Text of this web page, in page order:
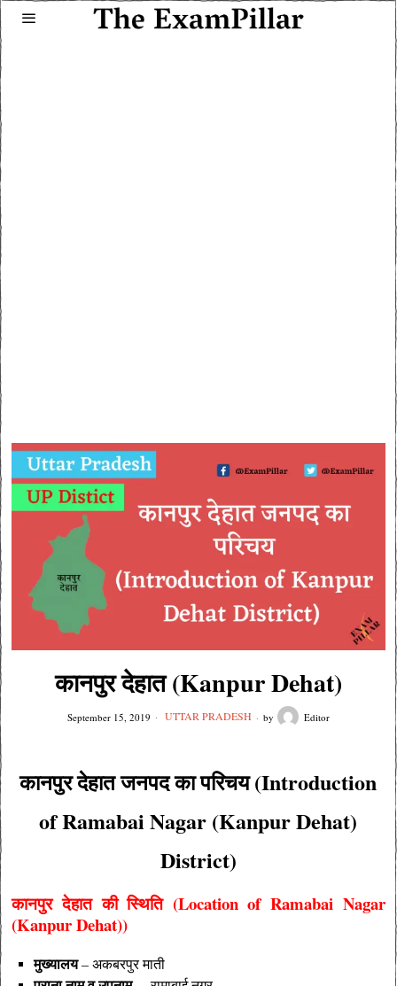
कानपुर देहात (Kanpur Dehat)
September 15, 2019 UTTAR PRADESH by Editor
कानपुर देहात जनपद का परिचय (Introduction
of Ramabai Nagar (Kanpur Dehat)
District)
कानपुर देहात कीस्थिति (Location of Ramabai Nagar
(Kanpur Dehat))
मुख्यालय– अकबरपुर माती